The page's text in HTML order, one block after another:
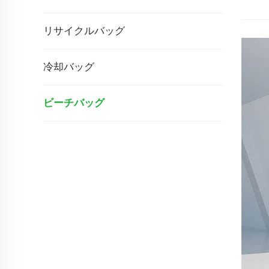
リサイクルバッグ
冷却バッグ
ビーチバッグ